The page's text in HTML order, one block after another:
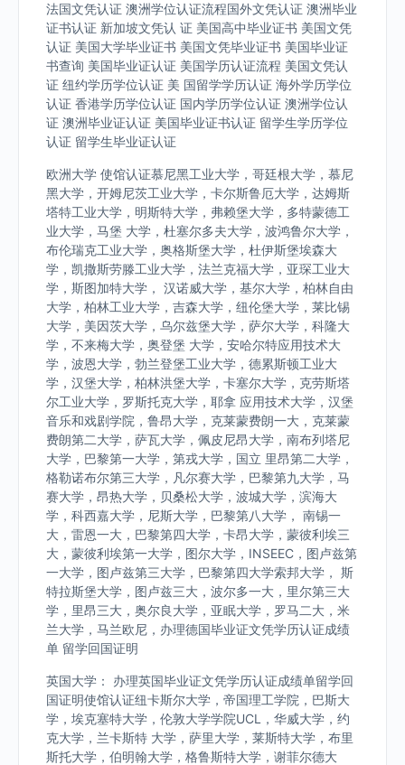
法国文凭认证 澳洲学位认证流程国外文凭认证 澳洲毕业
证书认证 新加坡文凭认 证 美国高中毕业证书 美国文凭
认证 美国大学毕业证书 美国文凭毕业证书 美国毕业证
书查询 美国毕业证认证 美国学历认证流程 美国文凭认
证 纽约学历学位认证 美 国留学学历认证 海外学历学位
认证 香港学历学位认证 国内学历学位认证 澳洲学位认
证 澳洲毕业证认证 美国毕业证书认证 留学生学历学位
认证 留学生毕业证认证
欧洲大学 使馆认证慕尼黑工业大学，哥廷根大学，慕尼
黑大学，开姆尼茨工业大学，卡尔斯鲁厄大学，达姆斯
塔特工业大学，明斯特大学，弗赖堡大学，多特蒙德工
业大学，马堡 大学，杜塞尔多夫大学，波鸿鲁尔大学，
布伦瑞克工业大学，奥格斯堡大学，杜伊斯堡埃森大
学，凯撒斯劳滕工业大学，法兰克福大学，亚琛工业大
学，斯图加特大学， 汉诺威大学，基尔大学，柏林自由
大学，柏林工业大学，吉森大学，纽伦堡大学，莱比锡
大学，美因茨大学，乌尔兹堡大学，萨尔大学，科隆大
学，不来梅大学，奥登堡 大学，安哈尔特应用技术大
学，波恩大学，勃兰登堡工业大学，德累斯顿工业大
学，汉堡大学，柏林洪堡大学，卡塞尔大学，克劳斯塔
尔工业大学，罗斯托克大学，耶拿 应用技术大学，汉堡
音乐和戏剧学院，鲁昂大学，克莱蒙费朗一大，克莱蒙
费朗第二大学，萨瓦大学，佩皮尼昂大学，南布列塔尼
大学，巴黎第一大学，第戎大学，国立 里昂第二大学，
格勒诺布尔第三大学，凡尔赛大学，巴黎第九大学，马
赛大学，昂热大学，贝桑松大学，波城大学，滨海大
学，科西嘉大学，尼斯大学，巴黎第八大学， 南锡一
大，雷恩一大，巴黎第四大学，卡昂大学，蒙彼利埃三
大，蒙彼利埃第一大学，图尔大学，INSEEC，图卢兹第
一大学，图卢兹第三大学，巴黎第四大学索邦大学， 斯
特拉斯堡大学，图卢兹三大，波尔多一大，里尔第三大
学，里昂三大，奥尔良大学，亚眠大学，罗马二大，米
兰大学，马兰欧尼，办理德国毕业证文凭学历认证成绩
单 留学回国证明
英国大学： 办理英国毕业证文凭学历认证成绩单留学回
国证明使馆认证纽卡斯尔大学，帝国理工学院，巴斯大
学，埃克塞特大学，伦敦大学学院UCL，华威大学，约
克大学，兰卡斯特 大学，萨里大学，莱斯特大学，布里
斯托大学，伯明翰大学，格鲁斯特大学，谢菲尔德大